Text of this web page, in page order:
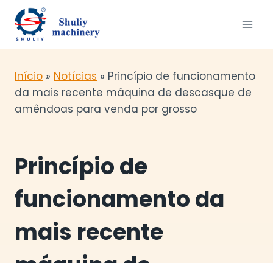
content
Início » Notícias » Princípio de funcionamento
da mais recente máquina de descasque de
amêndoas para venda por grosso
Princípio de
funcionamento da
mais recente